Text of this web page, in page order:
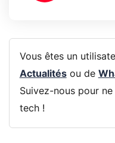
Vous êtes un
Actualitésou de
Suivez-nous pour
tech !